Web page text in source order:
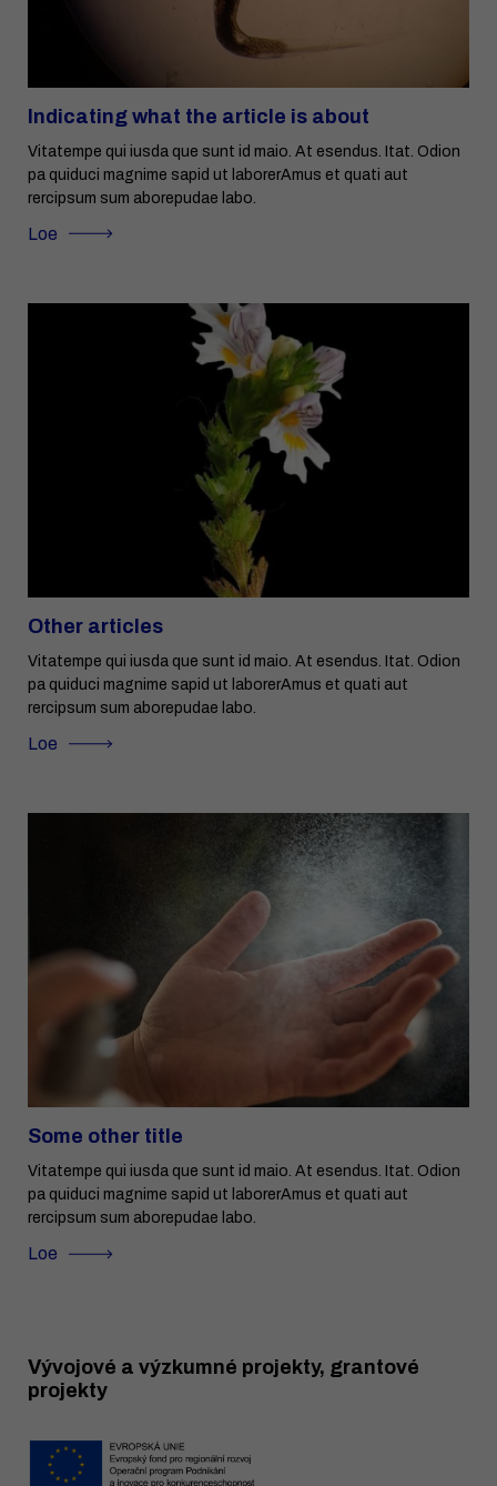
Indicating what the article is about
Vitatempe qui iusda que sunt id maio. At esendus. Itat. Odion
pa quiduci magnime sapid ut laborerAmus et quati aut
rercipsum sum aborepudae labo.
Loe
Other articles
Vitatempe qui iusda que sunt id maio. At esendus. Itat. Odion
pa quiduci magnime sapid ut laborerAmus et quati aut
rercipsum sum aborepudae labo.
Loe
Some other title
Vitatempe qui iusda que sunt id maio. At esendus. Itat. Odion
pa quiduci magnime sapid ut laborerAmus et quati aut
rercipsum sum aborepudae labo.
Loe
Vývojové a výzkumné projekty, grantové
projekty